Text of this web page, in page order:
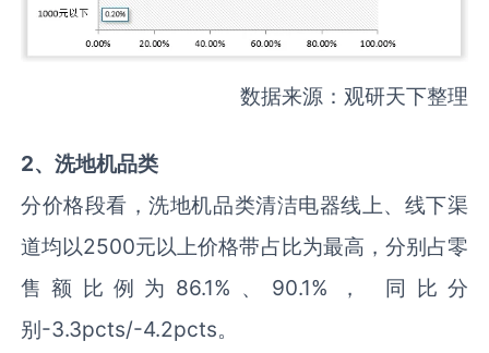
数据来源：观研天下整理
2、洗地机品类
分价格段看，洗地机品类清洁电器线上、线下渠
道均以2500元以上价格带占比为最高，分别占零
售额比例为86.1%、90.1%， 同比分
别-3.3pcts/-4.2pcts。